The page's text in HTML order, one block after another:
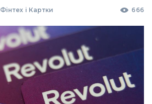
Фінтех і Картки 666